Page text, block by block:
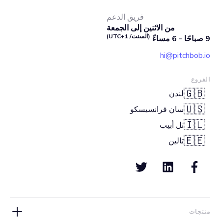
فريق الدعم
من الاثنين إلى الجمعة
9 صباحًا - 6 مساءً
(السنت/ UTC+1)
hi@pitchbob.io
الفروع
🇬🇧لندن
🇺🇸سان فرانسيسكو
🇮🇱تل أبيب
🇪🇪تالين
منتجات